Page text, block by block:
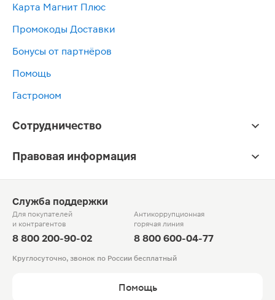
Карта Магнит Плюс
Промокоды Доставки
Бонусы от партнёров
Помощь
Гастроном
Сотрудничество
Правовая информация
Служба поддержки
Для покупателей
и контрагентов
8 800 200-90-02
Антикоррупционная
горячая линия
8 800 600-04-77
Круглосуточно, звонок по России бесплатный
Помощь